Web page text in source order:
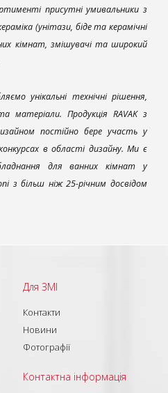
присутні умивальники з
(унітази, біде та керамічні
кімнат, змішувачі та широкий
унікальні технічні рішення,
матеріали. Продукція RAVAK з
постійно бере участь у
в області дизайну. Ми є
для ванних кімнат у
з більш ніж 25-річним досвідом
Для ЗМІ
Контакти
Новини
Фотографії
Контактна інформація